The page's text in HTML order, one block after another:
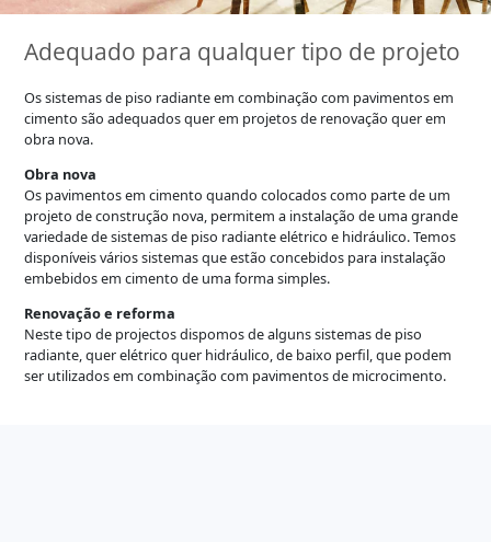
Adequado para qualquer tipo de projeto
Os sistemas de piso radiante em combinação com pavimentos em
cimento são adequados quer em projetos de renovação quer em
obra nova.
Obra nova
Os pavimentos em cimento quando colocados como parte de um
projeto de construção nova, permitem a instalação de uma grande
variedade de sistemas de piso radiante elétrico e hidráulico. Temos
disponíveis vários sistemas que estão concebidos para instalação
embebidos em cimento de uma forma simples.
Renovação e reforma
Neste tipo de projectos dispomos de alguns sistemas de piso
radiante, quer elétrico quer hidráulico, de baixo perfil, que podem
ser utilizados em combinação com pavimentos de microcimento.